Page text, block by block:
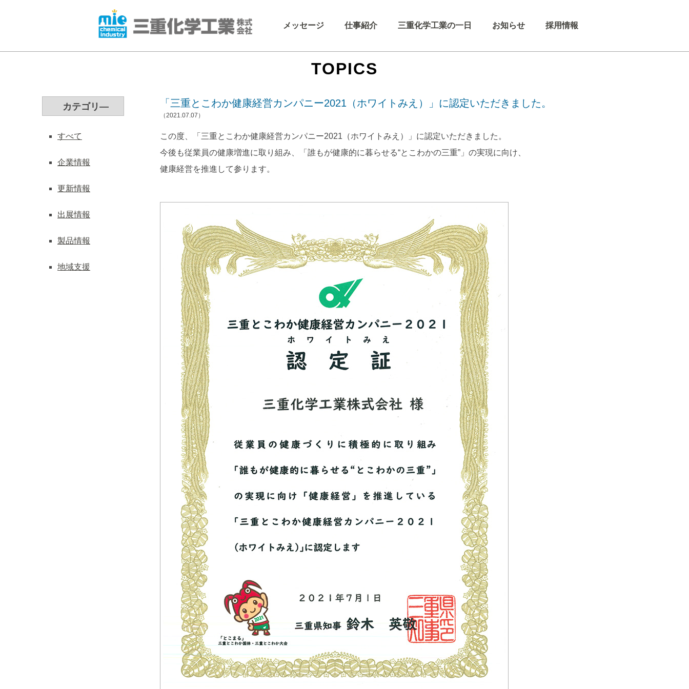
メッセージ 仕事紹介 三重化学工業の一日 お知らせ 採用情報
TOPICS
カテゴリ―
すべて
企業情報
更新情報
出展情報
製品情報
地域支援
「三重とこわか健康経営カンパニー2021（ホワイトみえ）」に認定いただきました。
（2021.07.07）
この度、「三重とこわか健康経営カンパニー2021（ホワイトみえ）」に認定いただきました。
今後も従業員の健康増進に取り組み、「誰もが健康的に暮らせる“とこわかの三重”」の実現に向け、
健康経営を推進して参ります。